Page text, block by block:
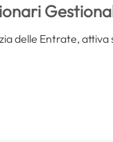
delle Entrate, attiva